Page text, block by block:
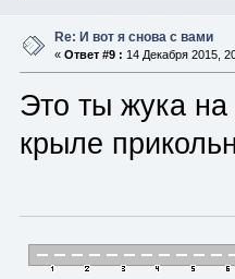
Re: И вот я снова с вами
«Ответ #9 : 14 Декабря 2015,
Это ты жука
крыле